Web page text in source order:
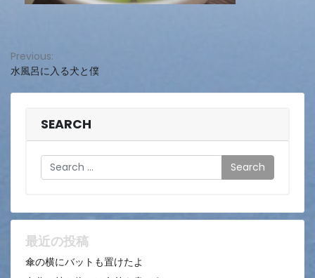
投
稿
ョ
ン
Previous:
水風呂に入る犬と僕
SEARCH
Search
最近の投稿
傘の横にバットも置けたよ